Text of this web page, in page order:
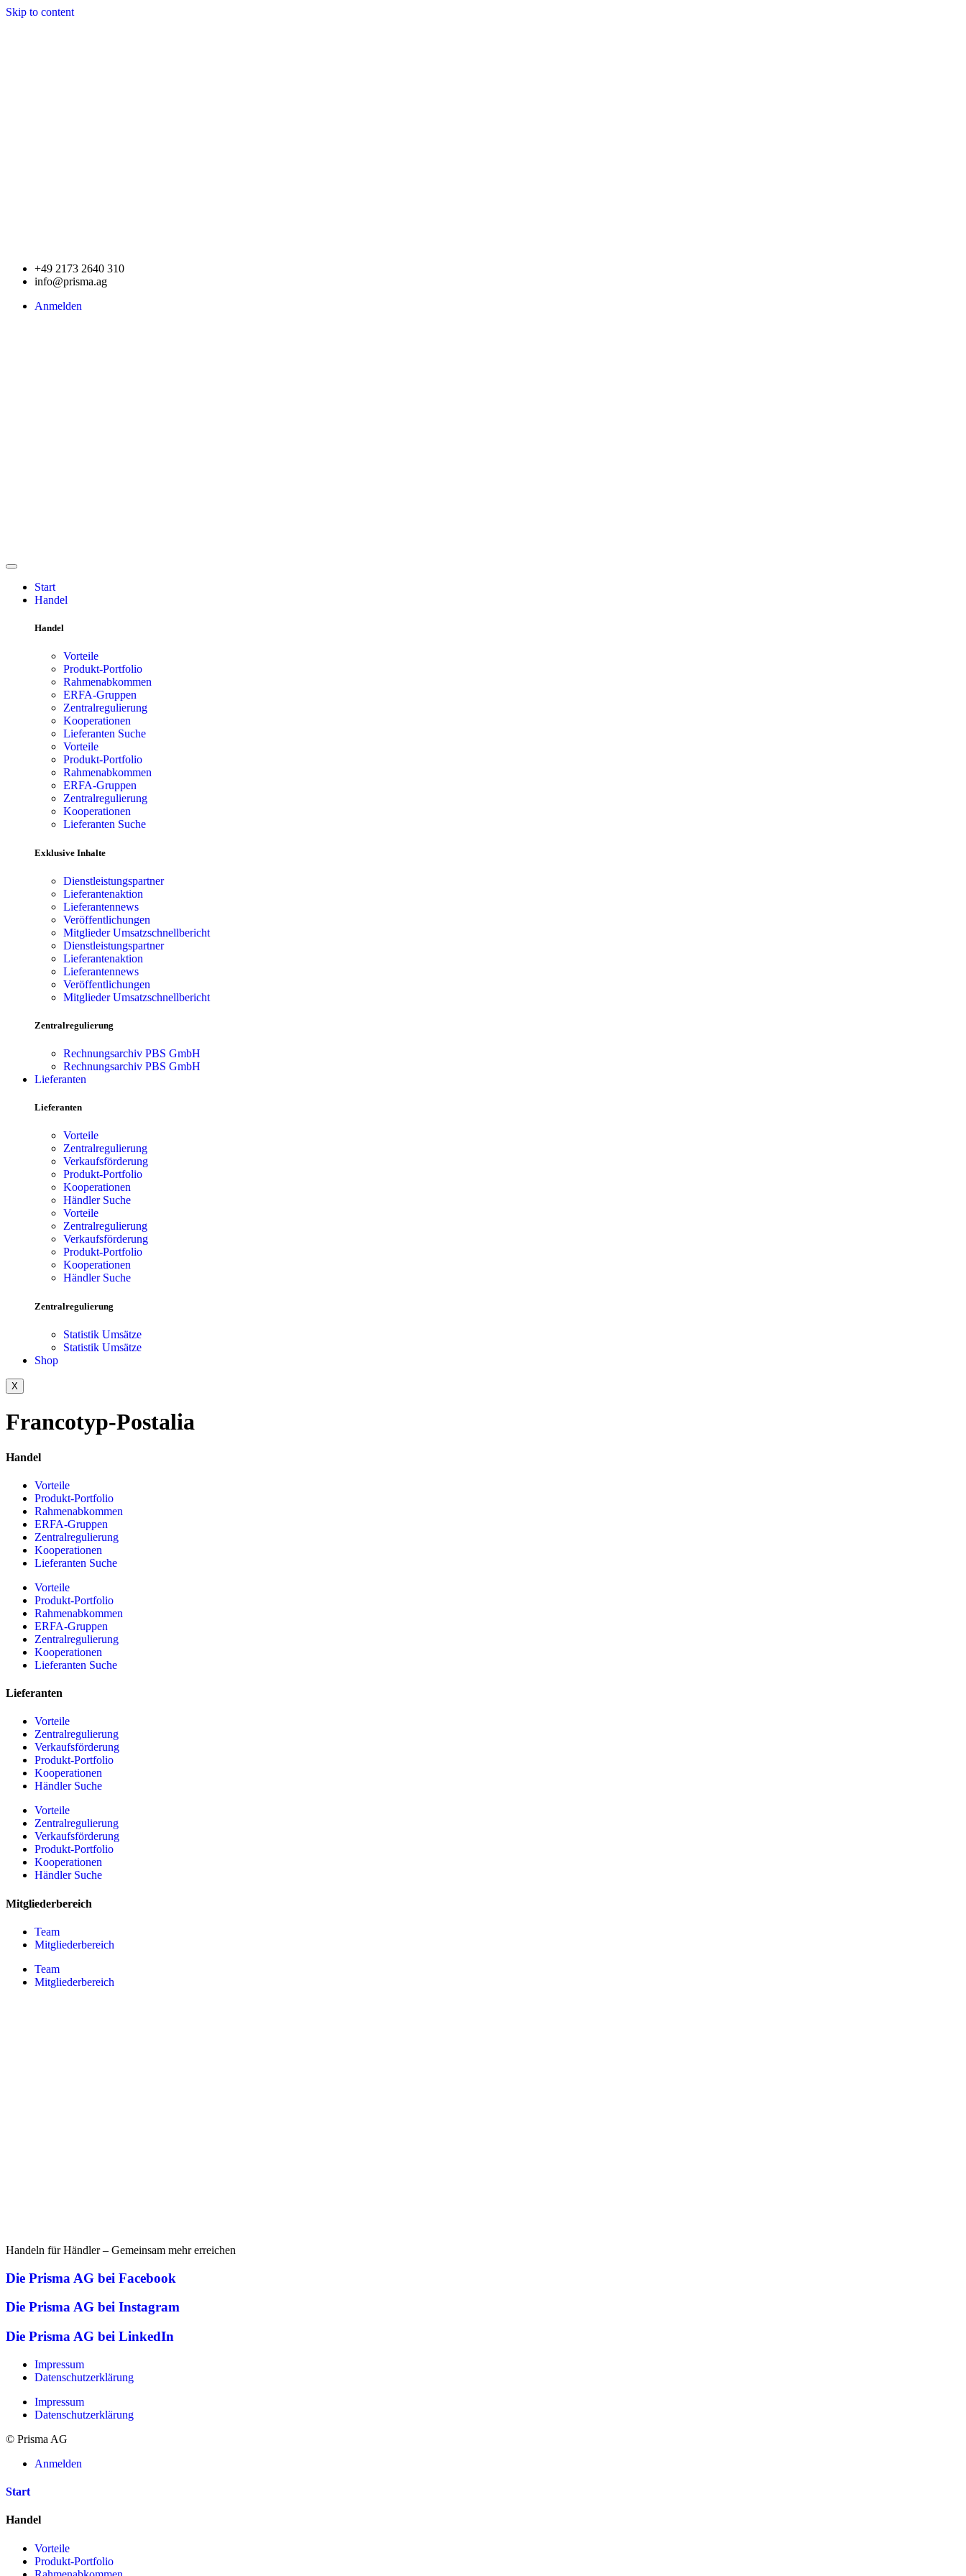
Skip to content
+49 2173 2640 310
info@prisma.ag
Anmelden
Start
Handel
Handel
Vorteile
Produkt-Portfolio
Rahmenabkommen
ERFA-Gruppen
Zentralregulierung
Kooperationen
Lieferanten Suche
Vorteile
Produkt-Portfolio
Rahmenabkommen
ERFA-Gruppen
Zentralregulierung
Kooperationen
Lieferanten Suche
Exklusive Inhalte
Dienstleistungspartner
Lieferantenaktion
Lieferantennews
Veröffentlichungen
Mitglieder Umsatzschnellbericht
Dienstleistungspartner
Lieferantenaktion
Lieferantennews
Veröffentlichungen
Mitglieder Umsatzschnellbericht
Zentralregulierung
Rechnungsarchiv PBS GmbH
Rechnungsarchiv PBS GmbH
Lieferanten
Lieferanten
Vorteile
Zentralregulierung
Verkaufsförderung
Produkt-Portfolio
Kooperationen
Händler Suche
Vorteile
Zentralregulierung
Verkaufsförderung
Produkt-Portfolio
Kooperationen
Händler Suche
Zentralregulierung
Statistik Umsätze
Statistik Umsätze
Shop
X
Francotyp-Postalia
Handel
Vorteile
Produkt-Portfolio
Rahmenabkommen
ERFA-Gruppen
Zentralregulierung
Kooperationen
Lieferanten Suche
Vorteile
Produkt-Portfolio
Rahmenabkommen
ERFA-Gruppen
Zentralregulierung
Kooperationen
Lieferanten Suche
Lieferanten
Vorteile
Zentralregulierung
Verkaufsförderung
Produkt-Portfolio
Kooperationen
Händler Suche
Vorteile
Zentralregulierung
Verkaufsförderung
Produkt-Portfolio
Kooperationen
Händler Suche
Mitgliederbereich
Team
Mitgliederbereich
Team
Mitgliederbereich
Handeln für Händler – Gemeinsam mehr erreichen
Die Prisma AG bei Facebook
Die Prisma AG bei Instagram
Die Prisma AG bei LinkedIn
Impressum
Datenschutzerklärung
Impressum
Datenschutzerklärung
© Prisma AG
Anmelden
Start
Handel
Vorteile
Produkt-Portfolio